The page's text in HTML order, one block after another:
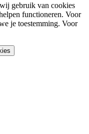
gebruik van cookies
functioneren. Voor
je toestemming. Voor